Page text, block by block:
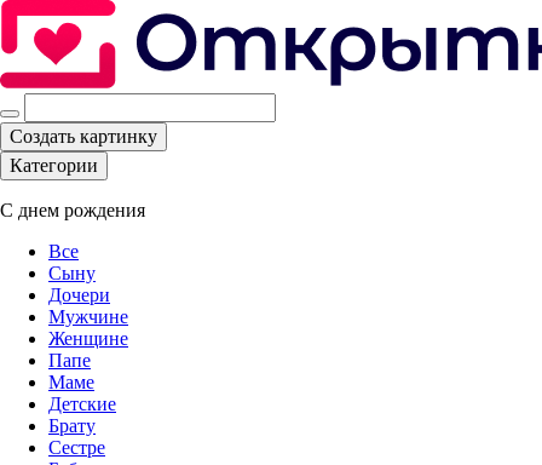
Создать картинку
Категории
С днем рождения
Все
Сыну
Дочери
Мужчине
Женщине
Папе
Маме
Детские
Брату
Сестре